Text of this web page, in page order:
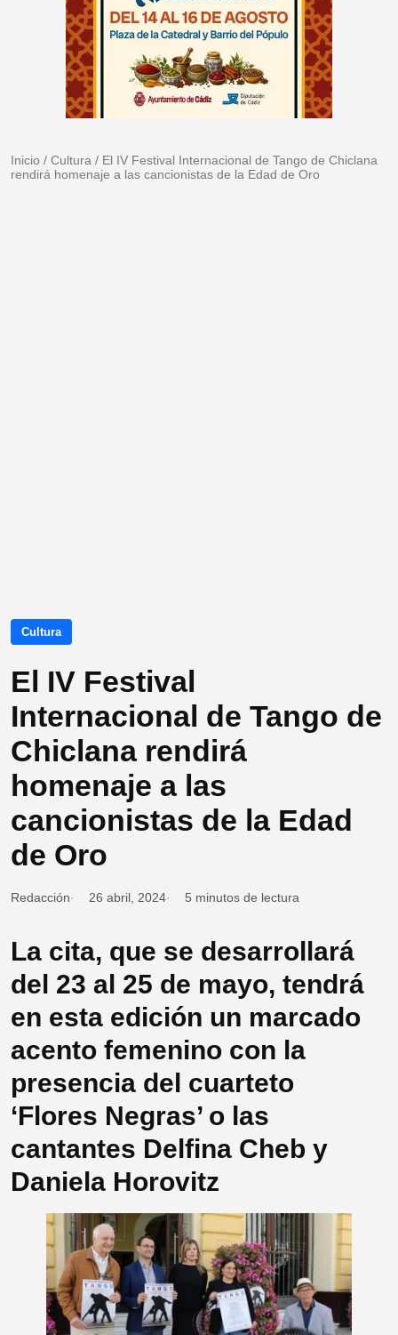
Inicio / Cultura / El IV Festival Internacional de Tango de Chiclana
rendirá homenaje a las cancionistas de la Edad de Oro
Cultura
El IV Festival
Internacional de Tango de
Chiclana rendirá
homenaje a las
cancionistas de la Edad
de Oro
Redacción 26 abril, 2024 5 minutos de lectura
La cita, que se desarrollará
del 23 al 25 de mayo, tendrá
en esta edición un marcado
acento femenino con la
presencia del cuarteto
‘Flores Negras’ o las
cantantes Delfina Cheb y
Daniela Horovitz